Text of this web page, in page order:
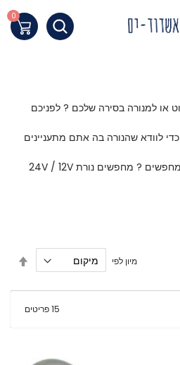
העגלה שלי
0
או למנורה בסירה שלכם ? לפניכם
לוודא שהנורה בה אתם מתעניינים
לא מצאתם את הנורה שאתם מחפשים ? מחפשים נורת 24V / 12V
15פריטים
מיון לפי